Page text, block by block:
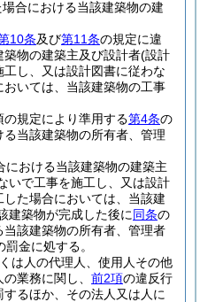
合における当該建築物の建
10条及び第11条の規定に違
物の建築主及び設計者(設計
し、又は設計図書に従わな
いては、当該建築物の工事
規定により準用する第4条の
当該建築物の所有者、管理
における当該建築物の建築主
いで工事を施工し、又は設計
た場合においては、当該建
建築物が完成した後に同条の
該建築物の所有者、管理者
金に処する。
は人の代理人、使用人その他
業務に関し、 前2項の違反行
るほか、その法人又は人に